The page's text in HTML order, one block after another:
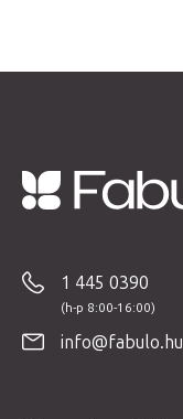
1 445 0390
info@fabulo.hu